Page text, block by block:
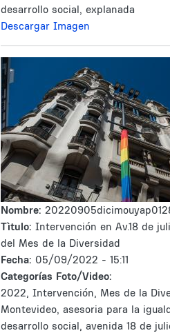
desarrollo social, explanada
Descargar Imagen
Nombre:
Tìtulo: Intervención en Av.18 de
del Mes de la Diversidad
Fecha: 05/09/2022 - 15:11
Categorías Foto/Video:
2022, Intervención, Mes de la
Montevideo, asesoria para la
desarrollo social, avenida 18 de